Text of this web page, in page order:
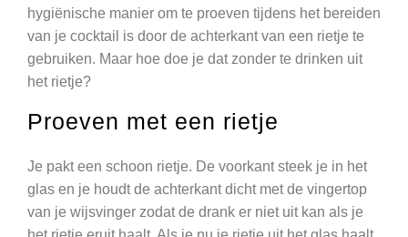
hygiënische manier om te proeven tijdens het bereiden
van je cocktail is door de achterkant van een rietje te
gebruiken. Maar hoe doe je dat zonder te drinken uit
het rietje?
Proeven met een rietje
Je pakt een schoon rietje. De voorkant steek je in het
glas en je houdt de achterkant dicht met de vingertop
van je wijsvinger zodat de drank er niet uit kan als je